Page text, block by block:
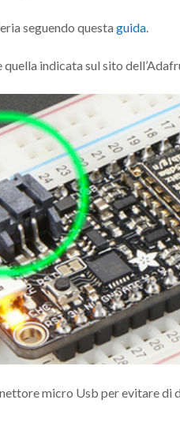
seguendo questa guida.
indicata sul sito
micro Usb per evitare di